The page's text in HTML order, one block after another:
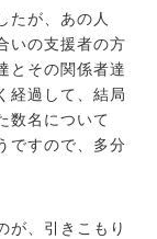
たが、あの人
いの支援者の方
とその関係者達
経過して、結局
数名について
ですので、多分
が、引きこもり